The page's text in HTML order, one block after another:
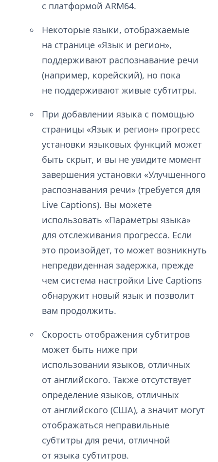
с платформой ARM64.
Некоторые языки, отображаемые
на странице «Язык и регион»,
поддерживают распознавание речи
(например, корейский), но пока
не поддерживают живые субтитры.
При добавлении языка с помощью
страницы «Язык и регион» прогресс
установки языковых функций может
быть скрыт, и вы не увидите момент
завершения установки «Улучшенного
распознавания речи» (требуется для
Live Captions). Вы можете
использовать «Параметры языка»
для отслеживания прогресса. Если
это произойдет, то может возникнуть
непредвиденная задержка, прежде
чем система настройки Live Captions
обнаружит новый язык и позволит
вам продолжить.
Скорость отображения субтитров
может быть ниже при
использовании языков, отличных
от английского. Также отсутствует
определение языков, отличных
от английского (США), а значит могут
отображаться неправильные
субтитры для речи, отличной
от языка субтитров.